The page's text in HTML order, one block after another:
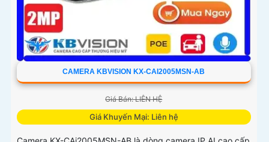
CAMERA KBVISION KX-CAI2005MSN-AB
Giá Bán: LIÊN HỆ
Giá Khuyến Mại: Liên hệ